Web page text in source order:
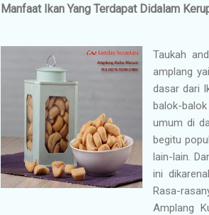
Manfaat Ikan Yang Terdapat Didalam
Taukah
amplang
dasar dari
balok-
umum di
begitu
lain-lain.
ini
Rasa-
Amplang